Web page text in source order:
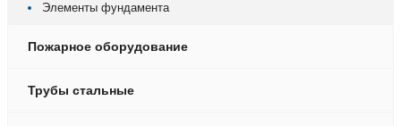
Элементы фундамента
Пожарное оборудование
Трубы стальные